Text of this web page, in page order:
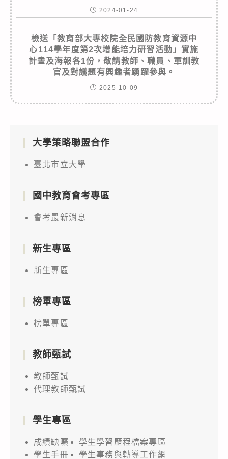
2024-01-24
檢送「教育部大專校院全民國防教育資源中
心114學年度第2次增能培力研習活動」實施
計畫及海報各1份，敬請教師、職員、軍訓教
官及對議題有興趣者踴躍參與。
2025-10-09
大學策略聯盟合作
臺北市立大學
國中教育會考專區
會考最新消息
新生專區
新生專區
榜單專區
榜單專區
教師甄試
教師甄試
代理教師甄試
學生專區
成績缺曠
學生學習歷程檔案專區
學生手冊
學生事務與轉導工作網